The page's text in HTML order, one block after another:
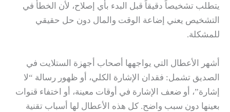
يتطلب تشخيصاً دقيقاً قبل البدء بأي إصلاح، لأن الخطأ في
التشخيص يعني إضاعة الوقت والمال دون حل حقيقي
للمشكلة.
أشهر الأعطال التي يواجهها أصحاب أجهزة الستلايت في
الصديق تشمل: فقدان الإشارة الكلي، أو ظهور رسالة “لا
إشارة”، أو ضعف الإشارة في أوقات معينة، أو اختفاء قنوات
بعينها دون سبب واضح. كل هذه الأعطال لها أسباب تقنية